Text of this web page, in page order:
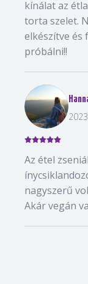
kínálat az
torta szelet.
elkészítve és
próbálni!!
Az étel
nagyszerű
Akár vegán